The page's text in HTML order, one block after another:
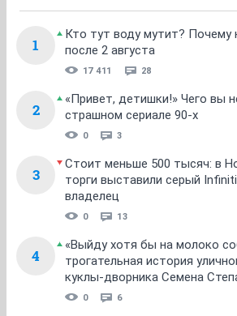
1
Кто тут воду мутит? Почему
после 2 августа
17 411 28
2
«Привет, детишки!» Чего вы
страшном сериале 90-х
0 3
3
Стоит меньше 500 тысяч: в
торги выставили серый
владелец
0 13
4
«Выйду хотя бы на молоко
трогательная история
куклы-дворника Семена
0 6